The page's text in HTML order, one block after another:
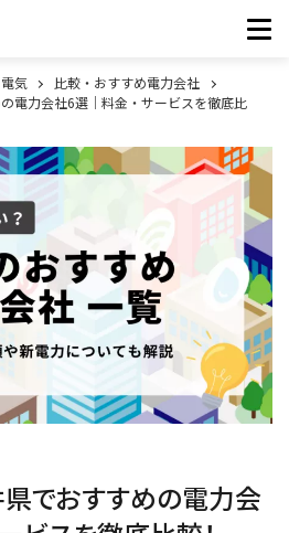
電気
比較・おすすめ電力会社
電力会社6選｜料金・サービスを徹底比
県でおすすめの電力会